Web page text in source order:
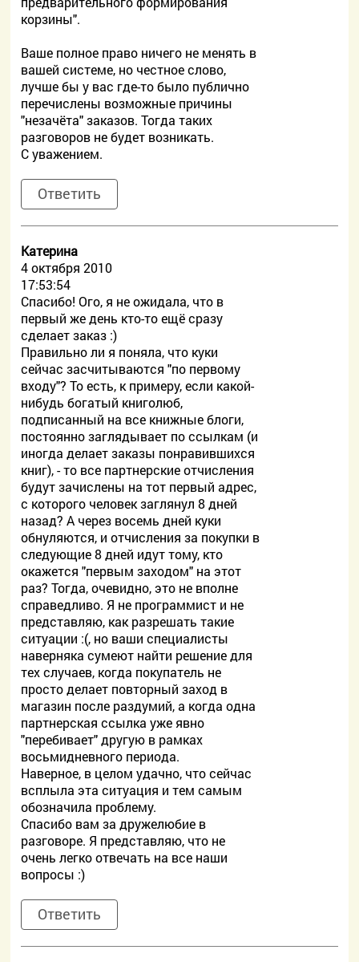
корзины".
Ваше полное право ничего не менять в
вашей системе, но честное слово,
лучше бы у вас где-то было публично
перечислены возможные причины
"незачёта" заказов. Тогда таких
разговоров не будет возникать.
С уважением.
Ответить
Катерина
4 октября 2010
17:53:54
Спасибо! Ого, я не ожидала, что в
первый же день кто-то ещё сразу
сделает заказ :)
Правильно ли я поняла, что куки
сейчас засчитываются "по первому
входу"? То есть, к примеру, если какой-
нибудь богатый книголюб,
подписанный на все книжные блоги,
постоянно заглядывает по ссылкам (и
иногда делает заказы понравившихся
книг), - то все партнерские отчисления
будут зачислены на тот первый адрес,
с которого человек заглянул 8 дней
назад? А через восемь дней куки
обнуляются, и отчисления за покупки в
следующие 8 дней идут тому, кто
окажется "первым заходом" на этот
раз? Тогда, очевидно, это не вполне
справедливо. Я не программист и не
представляю, как разрешать такие
ситуации :(, но ваши специалисты
наверняка сумеют найти решение для
тех случаев, когда покупатель не
просто делает повторный заход в
магазин после раздумий, а когда одна
партнерская ссылка уже явно
"перебивает" другую в рамках
восьмидневного периода.
Наверное, в целом удачно, что сейчас
всплыла эта ситуация и тем самым
обозначила проблему.
Спасибо вам за дружелюбие в
разговоре. Я представляю, что не
очень легко отвечать на все наши
вопросы :)
Ответить